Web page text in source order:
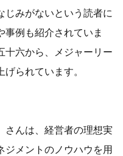
みがないという読者に
事例も紹介されていま
十六から、メジャーリー
られています。
んは、経営者の理想実
ジメントのノウハウを用